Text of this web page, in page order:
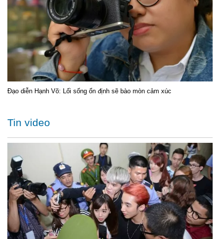
Đạo diễn Hạnh Võ: Lối sống ổn định sẽ bào mòn cảm xúc
Tin video